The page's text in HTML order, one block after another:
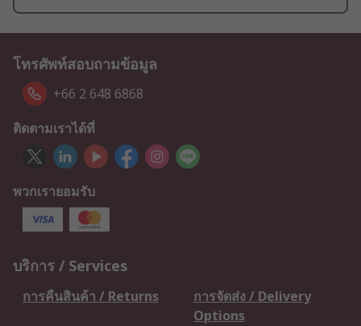
โทรศัพท์สอบถามข้อมูล
+66 2 648 6868
ติดตามเราได้ที่
พวกเรายอมรับ
บริการ / Services
การคืนสินค้า / Returns
การจัดส่ง / Delivery
Options